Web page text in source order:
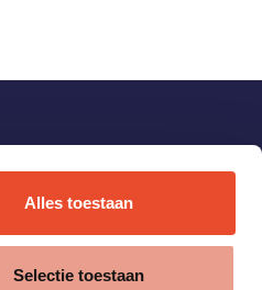
Alles toestaan
Selectie toestaan